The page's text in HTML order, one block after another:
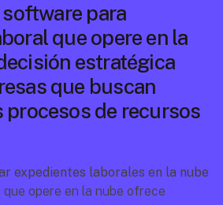
para
que opere en la
estratégica
que buscan
procesos de recursos
expedientes laborales en la nube
opere en la nube ofrece